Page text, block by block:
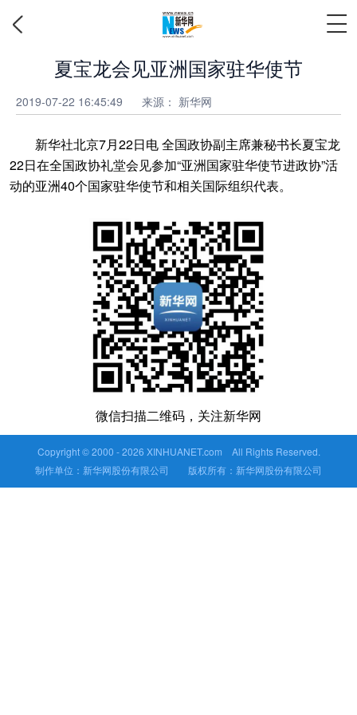
夏宝龙会见亚洲国家驻华使节
2019-07-22 16:45:49 来源： 新华网
新华社北京7月22日电 全国政协副主席兼秘书长夏宝龙
22日在全国政协礼堂会见参加“亚洲国家驻华使节进政协”活
动的亚洲40个国家驻华使节和相关国际组织代表。
微信扫描二维码，关注新华网
Copyright © 2000 -2026 XINHUANET.com All Rights Reserved.
制作单位：新华网股份有限公司 版权所有：新华网股份有限公司